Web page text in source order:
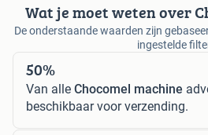
Wat je moet weten over
De onderstaande waarden zijn
ingestelde
50%
Van alle Chocomel machine
beschikbaar voor verzending.